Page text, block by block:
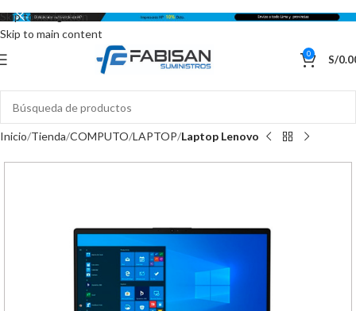
Skip to navigation
Skip to main content
0 S/
Inicio Tienda COMPUTO LAPTOP Laptop Lenovo